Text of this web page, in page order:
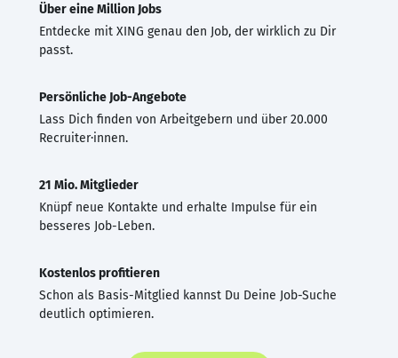
Über eine Million Jobs
Entdecke mit XING genau den Job, der wirklich zu Dir
passt.
Persönliche Job-Angebote
Lass Dich finden von Arbeitgebern und über 20.000
Recruiter·innen.
21 Mio. Mitglieder
Knüpf neue Kontakte und erhalte Impulse für ein
besseres Job-Leben.
Kostenlos profitieren
Schon als Basis-Mitglied kannst Du Deine Job-Suche
deutlich optimieren.